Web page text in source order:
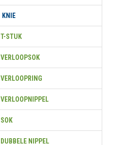
KNIE
T-STUK
VERLOOPSOK
VERLOOPRING
VERLOOPNIPPEL
SOK
DUBBELE NIPPEL